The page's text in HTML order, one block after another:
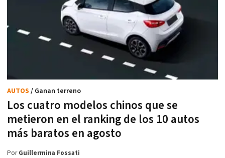
Los cuatro modelos chinos que se
metieron en el ranking de los 10 autos
más baratos en agosto
AUTOS / Ganan terreno
PorGuillermina Fossati